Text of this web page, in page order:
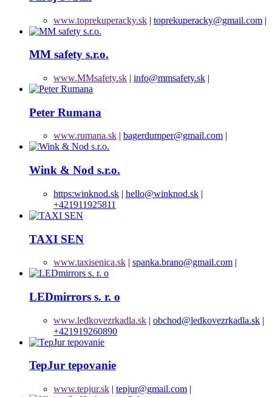
www.toprekuperacky.sk | toprekuperacky@gmail.com |
MM safety s.r.o.
www.MMsafety.sk | info@mmsafety.sk |
Peter Rumana
www.rumana.sk | bagerdumper@gmail.com |
Wink & Nod s.r.o.
https:winknod.sk | hello@winknod.sk |
+421911925811
TAXI SEN
www.taxisenica.sk | spanka.brano@gmail.com |
LEDmirrors s. r. o
www.ledkovezrkadla.sk | obchod@ledkovezrkadla.sk |
+421919260890
TepJur tepovanie
www.tepjur.sk | tepjur@gmail.com |